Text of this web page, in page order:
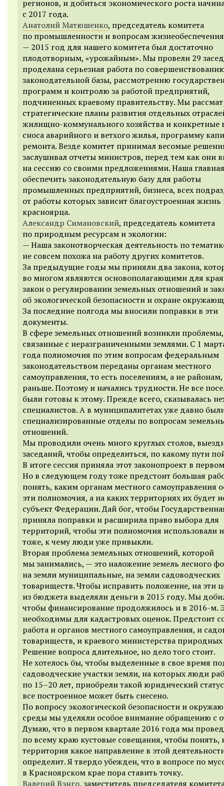
регионов, и добиться экономического роста
с 2017 года.
Анатолий Матюшенко, председатель комитета
по промышленности и вопросам
— 2015 год для нашего комитета был достаточно
плодотворным, «урожайным». Мы провели 29
проделана серьезная работа по
законодательной базы, рассмотрению
программ и контролю за работой предприятий,
подчиненных краевому правительству. Мы
стратегические планы развития отдельных
жилищно-коммунального хозяйства и конкретные
сноса аварийного и ветхого жилья, программу
ремонта. Везде комитет принимал весомые
заслушивал отчеты министров, перед тем как они
на сессию со своими предложениями. Наша
обеспечить законодательную базу для работы
промышленных предприятий, бизнеса, всех
от работы которых зависит благоустроенная
красноярца.
Александр Симановский, председатель комитета
по природным ресурсам и экологии:
— Наша законотворческая деятельность по
не совсем похожа на работу других комитетов.
За предыдущие годы мы приняли два закона,
во многом являются основополагающими для
закон о регулировании земельных отношений и
об экологической безопасности и охране
За последние полгода мы вносили поправки в эти
документы.
В сфере земельных отношений возникли проблемы,
связанные с неразграниченными землями. С 1
года полномочия по этим вопросам федеральным
законодательством переданы органам местного
самоуправления, то есть поселениям, а не районам,
раньше. Поэтому и начались трудности. Не все
были готовы к этому. Прежде всего, сказывалась
специалистов. А в муниципалитетах уже давно
специализированные отделы по вопросам
отношений.
Мы проводили очень много круглых столов,
заседаний, чтобы определиться, по какому пути
В итоге сессия приняла этот законопроект в
Но в следующем году тоже предстоит большая
понять, каким органам местного самоуправления
эти полномочия, а на каких территориях их будет
субъект Федерации. Дай бог, чтобы
приняла поправки и расширила право выбора для
территорий, чтобы эти полномочия использовали
тоже, к чему люди уже привыкли.
Вторая проблема земельных отношений, которой
мы занимались, — это наложение земель лесного
на земли муниципальные, на земли садоводческих
товариществ. Чтобы исправить положение, на эти
из бюджета выделяли деньги в 2015 году. Мы
чтобы финансирование продолжилось и в 2016-м.
необходимы для кадастровых оценок. Предстоит
работа и органов местного самоуправления, и
товариществ, и краевого министерства природных
Решение вопроса длительное, но дело того стоит.
Не хотелось бы, чтобы выделенные в свое время
садоводческие участки земли, на которых люди
по 15–20 лет, приобрели такой юридический
все построенное может быть снесено.
По вопросу экологической безопасности и
среды мы уделяли особое внимание обращению с
Думаю, что в первом квартале 2016 года мы
по всему краю кустовые совещания, чтобы понять,
территория какое направление в этой
определит. Я твердо убежден, что в вопросе по
в Красноярском крае пора ставить точку.
Валерий Вэнго, заместитель председателя